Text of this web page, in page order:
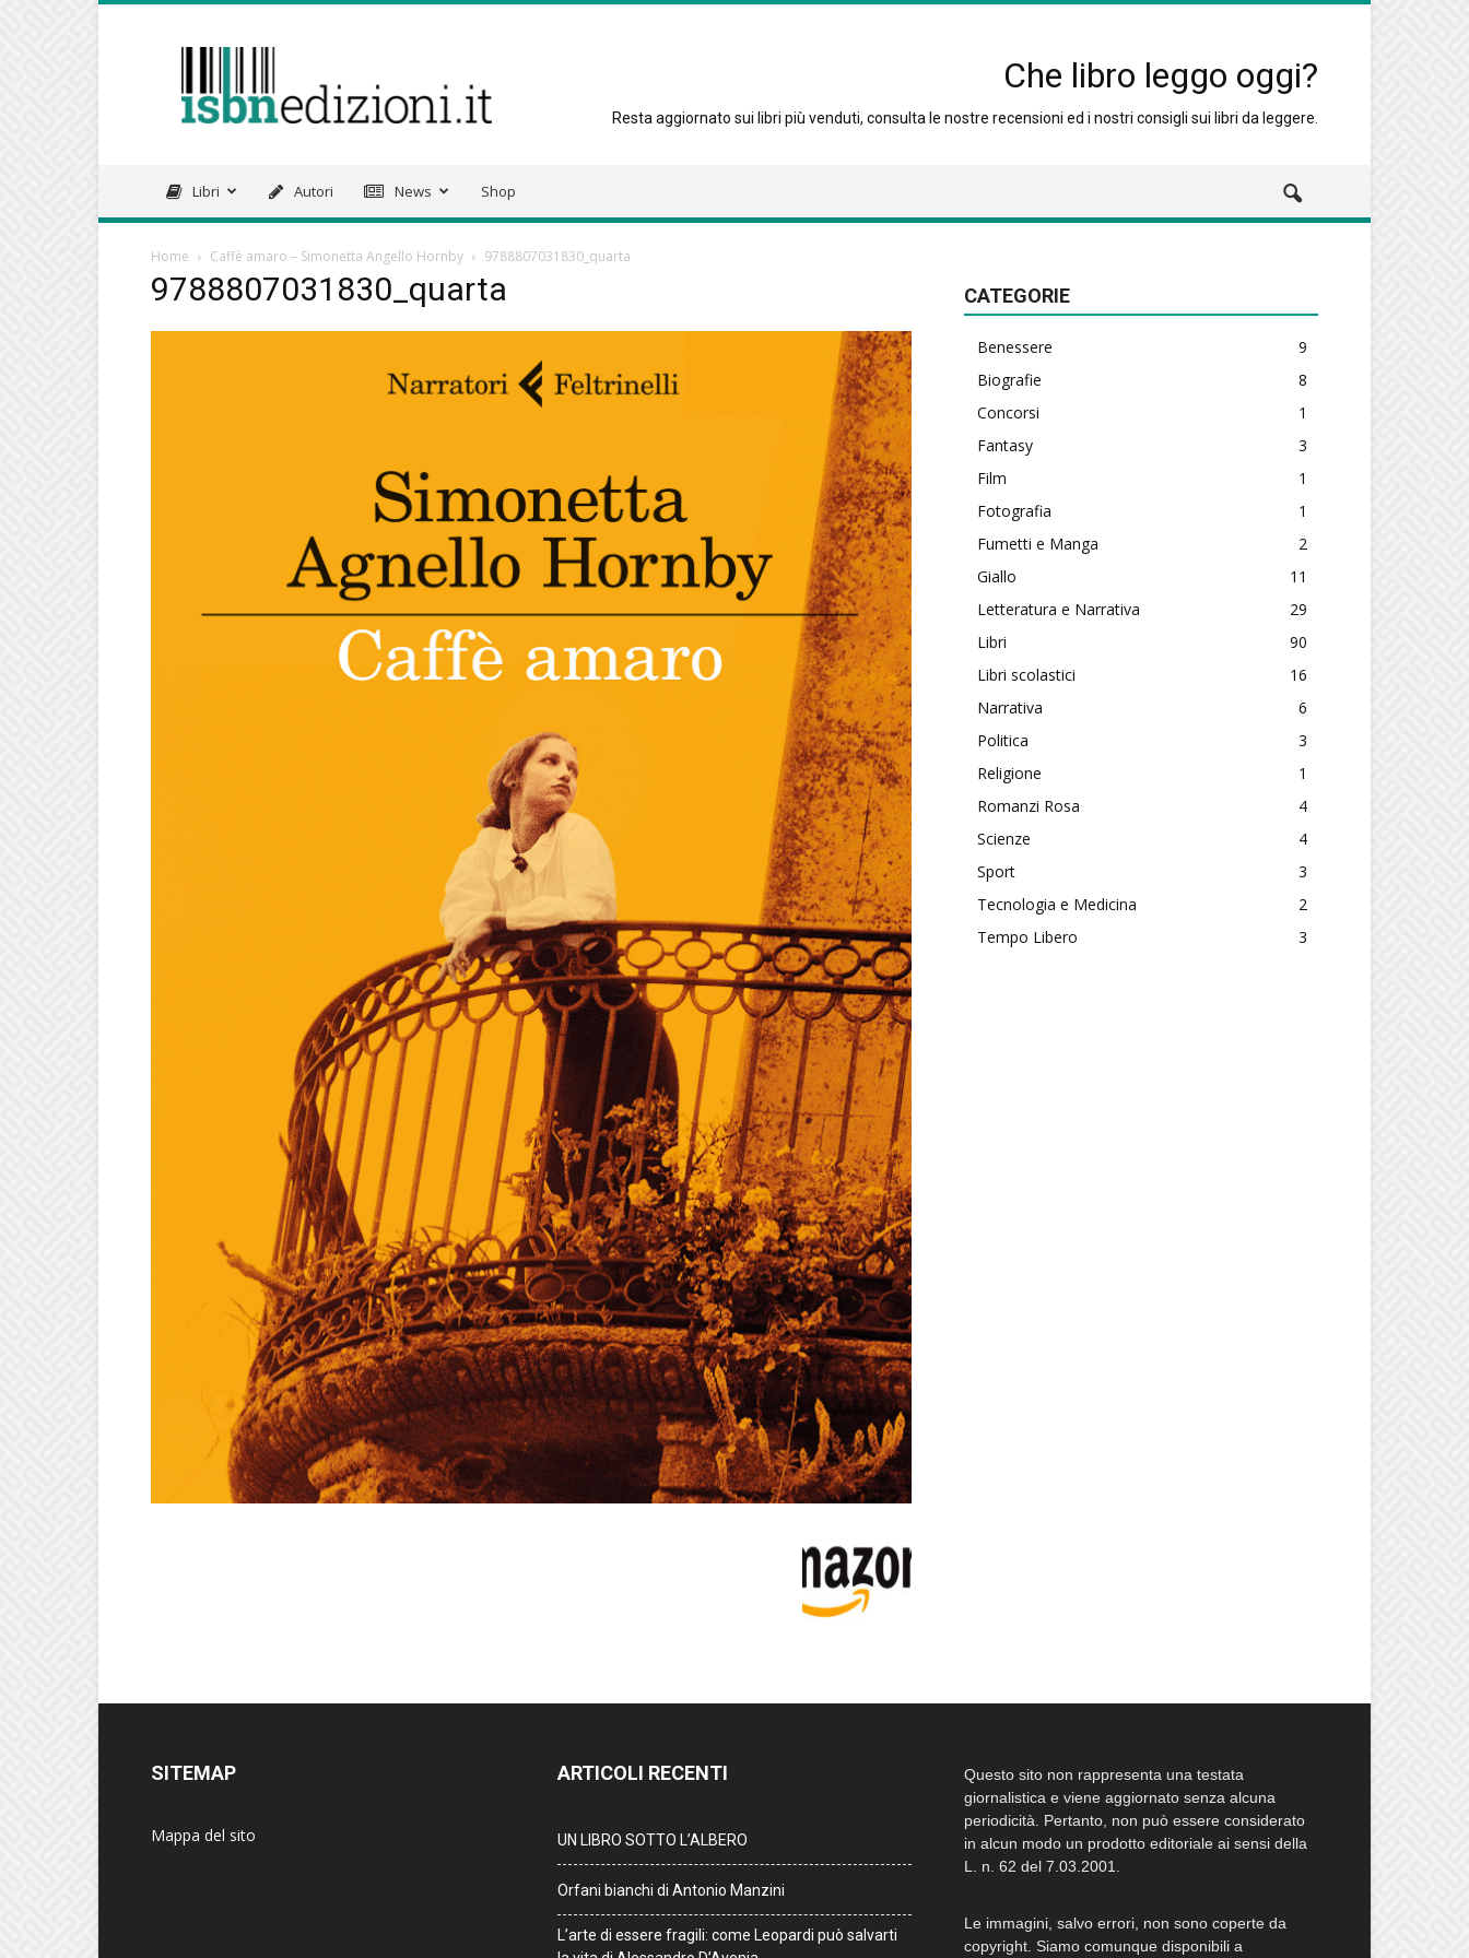
isbnedizioni.it
Che libro leggo oggi?
Resta aggiornato sui libri più venduti, consulta le nostre recensioni ed i nostri consigli sui libri da leggere.
Libri Autori News Shop
Home Caffè amaro – Simonetta Angello Hornby 9788807031830_quarta
9788807031830_quarta CATEGORIE
Benessere
9
Biografie
8
Concorsi
1
Fantasy
3
Film
1
Fotografia
1
Fumetti e Manga
2
Giallo
11
Letteratura e Narrativa
29
Libri
90
Libri scolastici
16
Narrativa
6
Politica
3
Religione
1
Romanzi Rosa
4
Scienze
4
Sport
3
Tecnologia e Medicina
2
Tempo Libero
3
SITEMAP
Mappa del sito
ARTICOLI RECENTI
UN LIBRO SOTTO L’ALBERO
Orfani bianchi di Antonio Manzini
L’arte di essere fragili: come Leopardi può salvarti
Questo sito non rappresenta una testata
giornalistica e viene aggiornato senza alcuna
periodicità. Pertanto, non può essere considerato
in alcun modo un prodotto editoriale ai sensi della
L. n. 62 del 7.03.2001.
Le immagini, salvo errori, non sono coperte da
copyright. Siamo comunque disponibili a